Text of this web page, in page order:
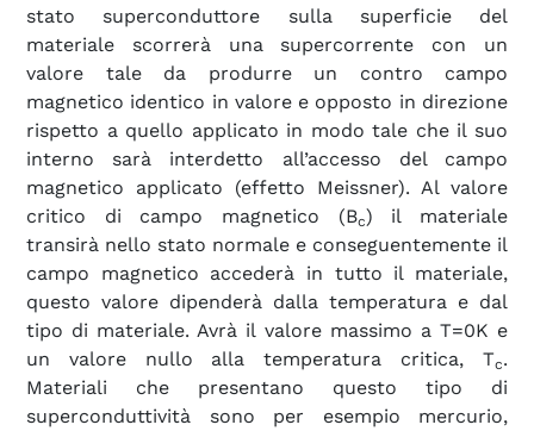
stato superconduttore sulla superficie del
materiale scorrerà una supercorrente con un
valore tale da produrre un contro campo
magnetico identico in valore e opposto in direzione
rispetto a quello applicato in modo tale che il suo
interno sarà interdetto all’accesso del campo
magnetico applicato (effetto Meissner). Al valore
critico di campo magnetico (Bc) il materiale
transirà nello stato normale e conseguentemente il
campo magnetico accederà in tutto il materiale,
questo valore dipenderà dalla temperatura e dal
tipo di materiale. Avrà il valore massimo a T=0K e
un valore nullo alla temperatura critica, Tc.
Materiali che presentano questo tipo di
superconduttività sono per esempio mercurio,